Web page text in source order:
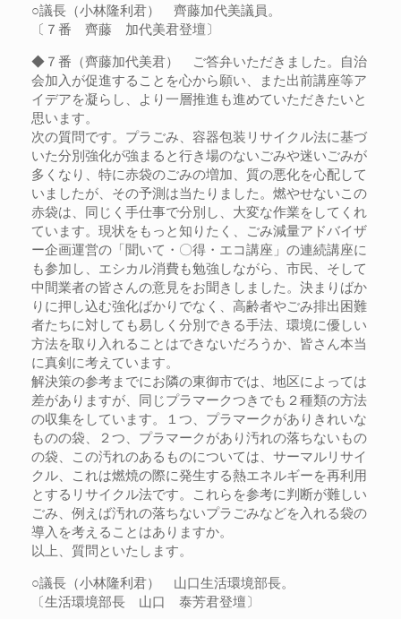
○議長（小林隆利君） 齊藤加代美議員。
〔７番 齊藤 加代美君登壇〕
◆７番（齊藤加代美君） ご答弁いただきました。自治
会加入が促進することを心から願い、また出前講座等ア
イデアを凝らし、より一層推進も進めていただきたいと
思います。
次の質問です。プラごみ、容器包装リサイクル法に基づ
いた分別強化が強まると行き場のないごみや迷いごみが
多くなり、特に赤袋のごみの増加、質の悪化を心配して
いましたが、その予測は当たりました。燃やせないこの
赤袋は、同じく手仕事で分別し、大変な作業をしてくれ
ています。現状をもっと知りたく、ごみ減量アドバイザ
ー企画運営の「聞いて・〇得・エコ講座」の連続講座に
も参加し、エシカル消費も勉強しながら、市民、そして
中間業者の皆さんの意見をお聞きしました。決まりばか
りに押し込む強化ばかりでなく、高齢者やごみ排出困難
者たちに対しても易しく分別できる手法、環境に優しい
方法を取り入れることはできないだろうか、皆さん本当
に真剣に考えています。
解決策の参考までにお隣の東御市では、地区によっては
差がありますが、同じプラマークつきでも２種類の方法
の収集をしています。１つ、プラマークがありきれいな
ものの袋、２つ、プラマークがあり汚れの落ちないもの
の袋、この汚れのあるものについては、サーマルリサイ
クル、これは燃焼の際に発生する熱エネルギーを再利用
とするリサイクル法です。これらを参考に判断が難しい
ごみ、例えば汚れの落ちないプラごみなどを入れる袋の
導入を考えることはありますか。
以上、質問といたします。
○議長（小林隆利君） 山口生活環境部長。
〔生活環境部長 山口 泰芳君登壇〕